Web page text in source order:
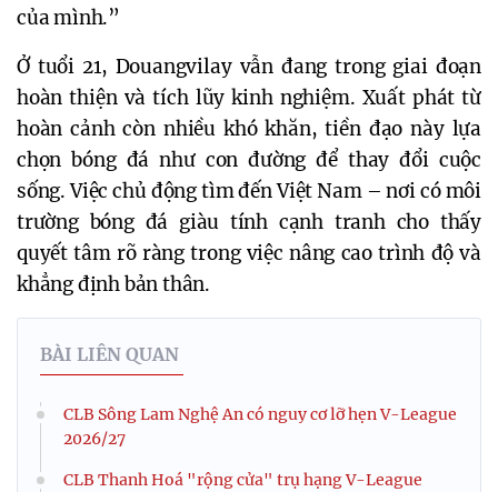
của mình.”
Ở tuổi 21, Douangvilay vẫn đang trong giai đoạn
hoàn thiện và tích lũy kinh nghiệm. Xuất phát từ
hoàn cảnh còn nhiều khó khăn, tiền đạo này lựa
chọn bóng đá như con đường để thay đổi cuộc
sống. Việc chủ động tìm đến Việt Nam – nơi có môi
trường bóng đá giàu tính cạnh tranh cho thấy
quyết tâm rõ ràng trong việc nâng cao trình độ và
khẳng định bản thân.
BÀI LIÊN QUAN
CLB Sông Lam Nghệ An có nguy cơ lỡ hẹn V-League
2026/27
CLB Thanh Hoá "rộng cửa" trụ hạng V-League